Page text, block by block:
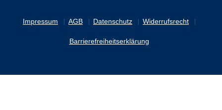
Impressum AGB Datenschutz Widerrufsrecht
Barrierefreiheitserklärung